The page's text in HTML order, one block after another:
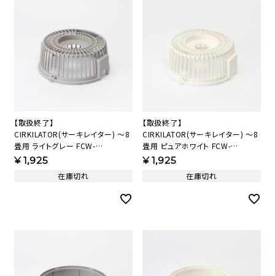
【取扱終了】
CIRKILATOR(サーキレイター) ～8
畳用 ライトグレー FCW-
140D(LGY) 後ガード組品(ロック
¥1,925
在庫切れ
【取扱終了】
CIRKILATOR(サーキレイター) ～8
畳用 ピュアホワイト FCW-
140D(PWH) 後ガード組品(ロック
¥1,925
在庫切れ